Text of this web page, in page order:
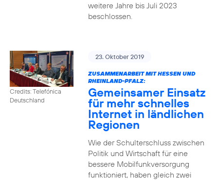
weitere Jahre bis Juli 2023
beschlossen.
Credits: Telefónica
Deutschland
23. Oktober 2019
ZUSAMMENARBEIT MIT HESSEN UND
RHEINLAND-PFALZ:
Gemeinsamer Einsatz
für mehr schnelles
Internet in ländlichen
Regionen
Wie der Schulterschluss zwischen
Politik und Wirtschaft für eine
bessere Mobilfunkversorgung
funktioniert, haben gleich zwei